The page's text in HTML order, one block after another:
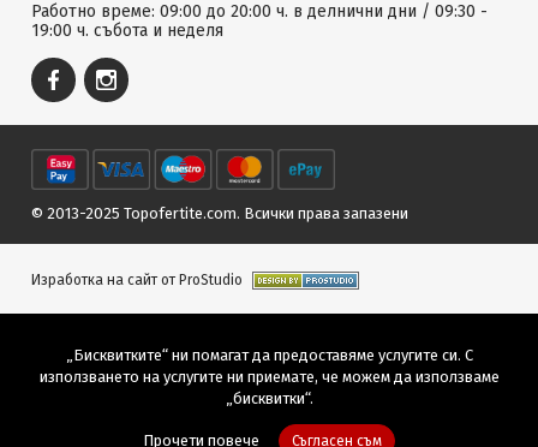
Работно време: 09:00 до 20:00 ч. в делнични дни / 09:30 -
19:00 ч. събота и неделя
© 2013-2025 Topofertite.com. Всички права запазени
Изработка на сайт от ProStudio
„Бисквитките“ ни помагат да предоставяме услугите си. С
използването на услугите ни приемате, че можем да използваме
„бисквитки“.
Прочети повече Съгласен съм